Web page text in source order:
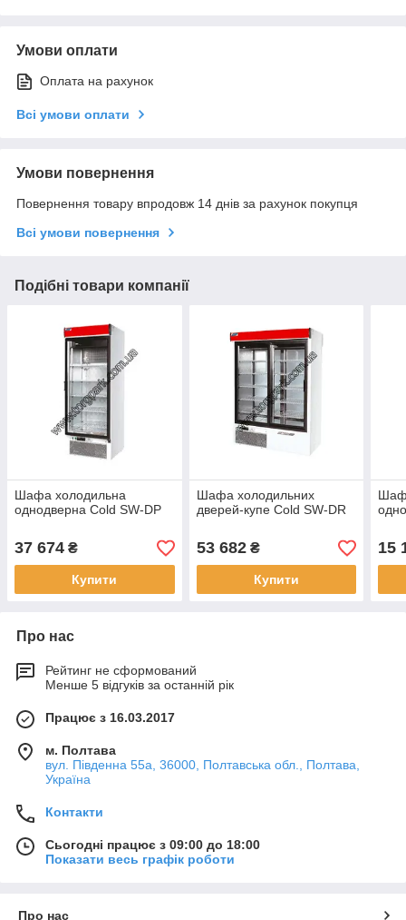
Умови оплати
Оплата на рахунок
Всі умови оплати
Умови повернення
Повернення товару впродовж 14 днів за рахунок покупця
Всі умови повернення
Подібні товари компанії
Шафа холодильна
однодверна Cold SW-DP
37 674 ₴
Купити
Шафа холодильних
дверей-купе Cold SW-DR
53 682₴
Купити
15
Про нас
Рейтинг не сформований
Менше 5 відгуків за останній рік
Працює з 16.03.2017
м. Полтава
вул. Південна 55а, 36000, Полтавська обл., Полтава,
Україна
Контакти
Сьогодні працює з 09:00 до 18:00
Показати весь графік роботи
Про нас